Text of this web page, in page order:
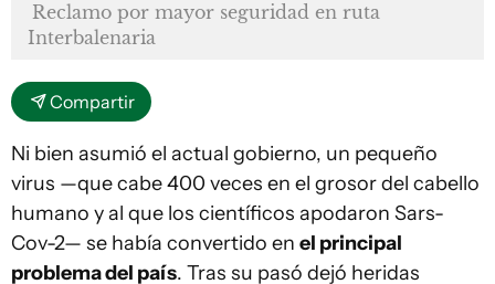
Reclamo por mayor seguridad en ruta
Interbalenaria
Compartir
Ni bien asumió el actual gobierno, un pequeño
virus —que cabe 400 veces en el grosor del cabello
humano y al que los científicos apodaron Sars-
Cov-2— se había convertido en el principal
problema del país. Tras su pasó dejó heridas